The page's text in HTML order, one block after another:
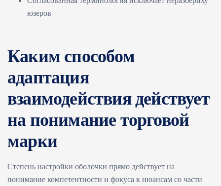
юзеров
Каким способом
адаптация
взаимодействия действует
на понимание торговой
марки
Степень настройки оболочки прямо действует на
понимание компетентности и фокуса к нюансам со части